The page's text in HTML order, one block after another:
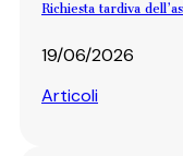
Richiesta tardiva
19/06/2026
Articoli